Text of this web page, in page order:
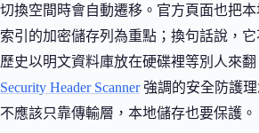
切換空間時會自動遷移。官方頁面也把
索引的加密儲存列為重點；換句話說，
歷史以明文資料庫放在硬碟裡等別人來
Security Header Scanner強調的安全防護
不應該只靠傳輸層，本地儲存也要保護。